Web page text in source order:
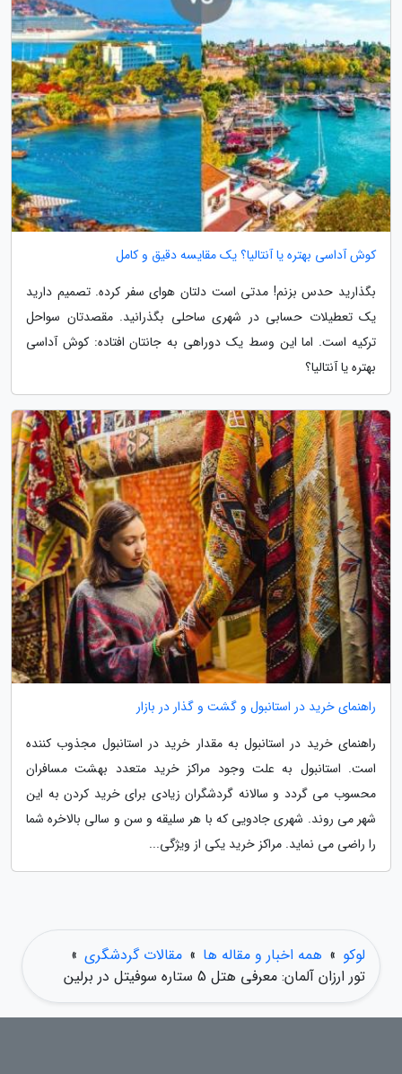
کوش آداسی بهتره یا آنتالیا؟ یک مقایسه دقیق و کامل
بگذارید حدس بزنم! مدتی است دلتان هوای سفر کرده. تصمیم دارید
یک تعطیلات حسابی در شهری ساحلی بگذرانید. مقصدتان سواحل
ترکیه است. اما این وسط یک دوراهی به جانتان افتاده: کوش آداسی
بهتره یا آنتالیا؟
راهنمای خرید در استانبول و گشت و گذار در بازار
راهنمای خرید در استانبول به مقدار خرید در استانبول مجذوب کننده
است. استانبول به علت وجود مراکز خرید متعدد بهشت مسافران
محسوب می گردد و سالانه گردشگران زیادی برای خرید کردن به این
شهر می روند. شهری جادویی که با هر سلیقه و سن و سالی بالاخره شما
را راضی می نماید. مراکز خرید یکی از ویژگی...
لوکو » همه اخبار و مقاله ها » مقالات گردشگری »
تور ارزان آلمان: معرفی هتل 5 ستاره سوفیتل در برلین